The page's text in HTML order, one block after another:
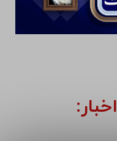
اخبار: